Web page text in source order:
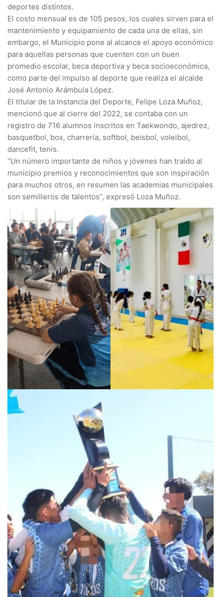
deportes distintos.
El costo mensual es de 105 pesos, los cuales sirven para el
mantenimiento y equipamiento de cada una de ellas, sin
embargo, el Municipio pone al alcance el apoyo económico
para aquellas personas que cuenten con un buen
promedio escolar, beca deportiva y beca socioeconómica,
como parte del impulso al deporte que realiza el alcalde
José Antonio Arámbula López.
El titular de la Instancia del Deporte, Felipe Loza Muñoz,
mencionó que al cierre del 2022, se contaba con un
registro de 716 alumnos inscritos en Taekwondo, ajedrez,
basquetbol, box, charrería, softbol, beisbol, voleibol,
dancefit, tenis.
“Un número importante de niños y jóvenes han traído al
municipio premios y reconocimientos que son inspiración
para muchos otros, en resumen las academias municipales
son semilleros de talentos”, expresó Loza Muñoz.